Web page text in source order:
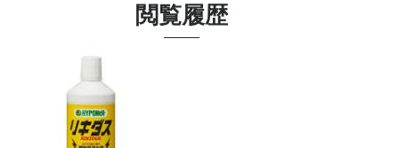
閲覧履歴